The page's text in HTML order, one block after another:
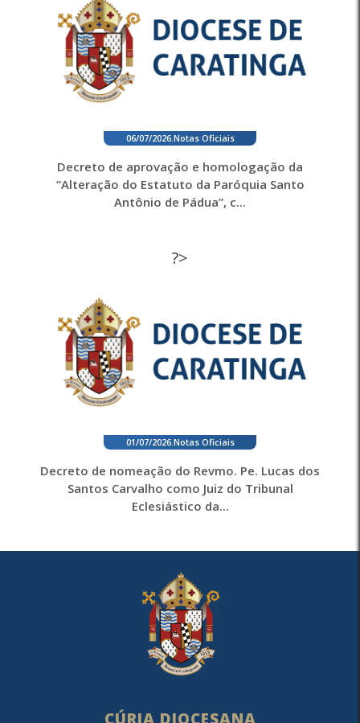
06/07/2026. Notas Oficiais
Decreto de aprovação e homologação da
“Alteração do Estatuto da Paróquia Santo
Antônio de Pádua”, c...
?>
01/07/2026. Notas Oficiais
Decreto de nomeação do Revmo. Pe. Lucas dos
Santos Carvalho como Juiz do Tribunal
Eclesiástico da...
CÚRIA DIOCESANA